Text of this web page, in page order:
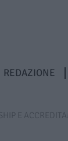
REDAZIONE
E